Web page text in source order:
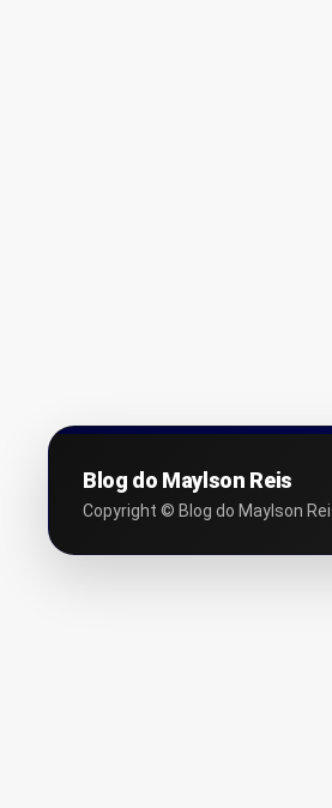
Blog do Maylson Reis
Copyright © Blog do Maylson